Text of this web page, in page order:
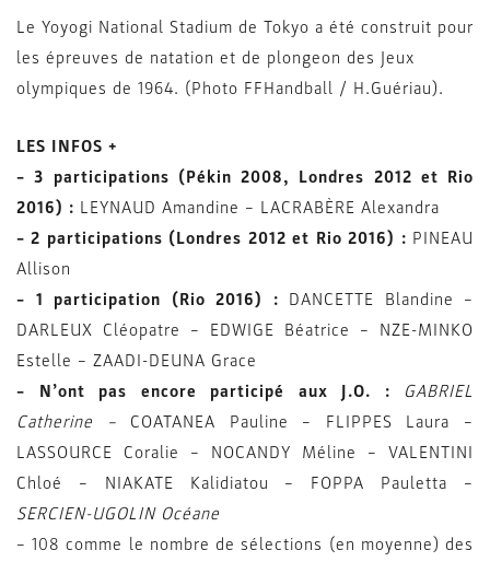
Le Yoyogi National Stadium de Tokyo a été construit pour
les épreuves de natation et de plongeon des Jeux
olympiques de 1964. (Photo FFHandball / H.Guériau).
LES INFOS +
– 3 participations (Pékin 2008, Londres 2012 et Rio
2016) : LEYNAUD Amandine – LACRABÈRE Alexandra
– 2 participations (Londres 2012 et Rio 2016) : PINEAU
Allison
– 1 participation (Rio 2016) : DANCETTE Blandine –
DARLEUX Cléopatre – EDWIGE Béatrice – NZE-MINKO
Estelle – ZAADI-DEUNA Grace
– N’ont pas encore participé aux J.O. :
GABRIEL
Catherine – COATANEA Pauline – FLIPPES Laura –
LASSOURCE Coralie – NOCANDY Méline – VALENTINI
Chloé – NIAKATE Kalidiatou – FOPPA Pauletta –
SERCIEN-UGOLIN Océane
– 108 comme le nombre de sélections (en moyenne) des